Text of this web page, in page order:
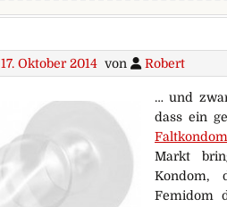
17. Oktober 2014 von Robert
… und
dass ein
Markt
Kondom,
Femidom